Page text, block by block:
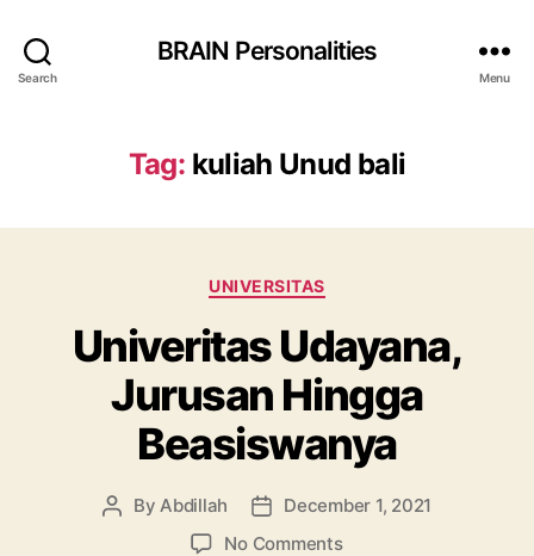
Search
BRAIN Personalities
Menu
Tag: kuliah Unud bali
Categories
UNIVERSITAS
Univeritas Udayana,
Jurusan Hingga
Beasiswanya
Post
By Abdillah
Post
date
December 1, 2021
No Commentson